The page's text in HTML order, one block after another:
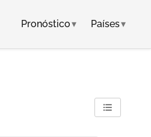
Pronóstico▾ Países▾